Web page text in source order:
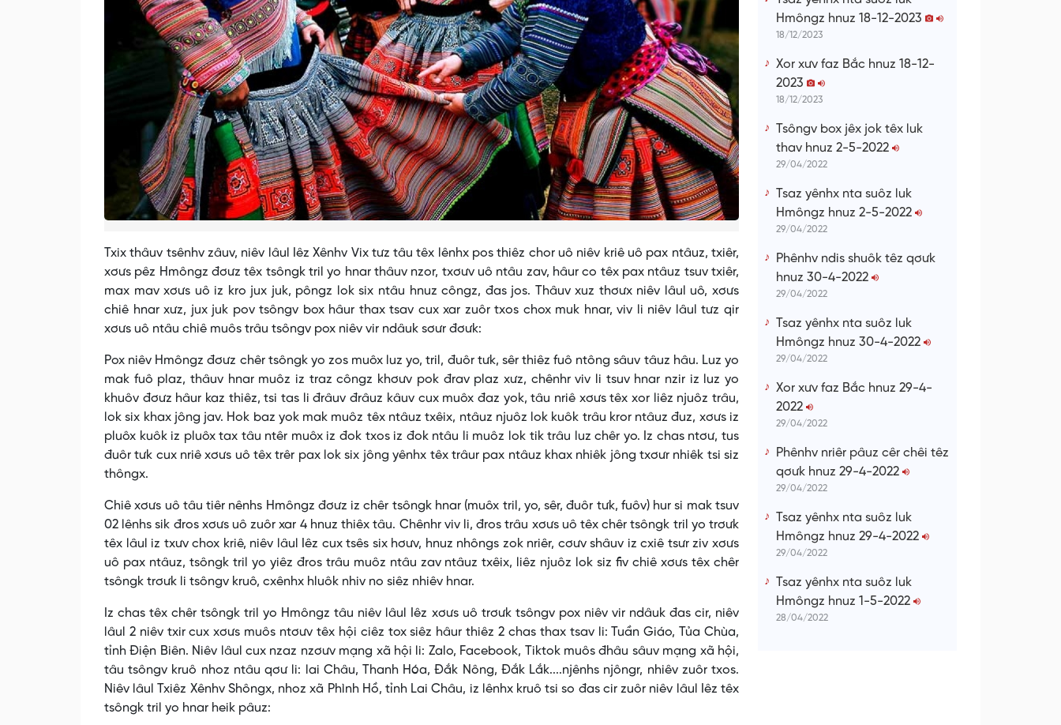
Txix thâuv tsênhv zâuv, niêv lâul Iêz Xênhv Vix tưz tâu têx lênhx pos thiêz chor uô niêv kriê uô pax ntâuz, txiêr,
xơưs pêz Hmôngz đơưz têx tsôngk tril yo hnar thâuv nzor, txơưv uô ntâu zav, hâur co têx pax ntâuz tsuv txiêr,
max mav xơưs uô iz kro jux juk, pôngz lok six ntâu hnuz côngz, đas jos. Thâuv xuz thơưx niêv lâul uô, xơưs
chiê hnar xưz, jux juk pov tsôngv box hâur thax tsav cux xar zuôr txos chox muk hnar, viv li niêv lâul tưz qir
xơưs uô ntâu chiê muôs trâu tsôngv pox niêv vir ndâuk sơưr đơưk:
Pox niêv Hmôngz đơưz chêr tsôngk yo zos muôx luz yo, tril, đuôr tưk, sêr thiêz fuô ntông sâuv tâuz hâu. Luz yo
mak fuô plaz, thâuv hnar muôz iz traz côngz khơưv pok đrav plaz xưz, chênhr viv li tsuv hnar nzir iz luz yo
khuôv đơưz hâur kaz thiêz, tsi tas li đrâuv đrâuz kâuv cux muôx đaz yok, tâu nriê xơưs têx xor liêz njuôz trâu,
lok six khax jông jav. Hok baz yok mak muôz têx ntâuz txêix, ntâuz njuôz lok kuôk trâu kror ntâuz đuz, xơưs iz
pluôx kuôk iz pluôx tax tâu ntêr muôx iz đok txos iz đok ntâu li muôz lok tik trâu luz chêr yo. Iz chas ntơư, tus
đuôr tưk cux nriê xơưs uô têx trêr pax lok six jông yênhx têx trâur pax ntâuz khax nhiêk jông txơưr nhiêk tsi siz
thôngx.
Chiê xơưs uô tâu tiêr nênhs Hmôngz đơưz iz chêr tsôngk hnar (muôx tril, yo, sêr, đuôr tưk, fuôv) hur si mak tsuv
02 lênhs sik đros xơưs uô zuôr xar 4 hnuz thiêx tâu. Chênhr viv li, đros trâu xơưs uô têx chêr tsôngk tril yo trơưk
têx lâul iz txưv chox kriê, niêv lâul Iêz cux tsês six hơưv, hnuz nhôngs zok nriêr, cơưv shâuv iz cxiê tsưr ziv xơưs
uô pax ntâuz, tsôngk tril yo yiêz đros trâu muôz ntâu zav ntâuz txêix, liêz njuôz lok siz fiv chiê xơưs têx chêr
tsôngk trơưk li tsôngv kruô, cxênhx hluôk nhiv no siêz nhiêv hnar.
Iz chas têx chêr tsôngk tril yo Hmôngz tâu niêv lâul Iêz xơưs uô trơưk tsôngv pox niêv vir ndâuk đas cir, niêv
lâul 2 niêv txir cux xơưs muôs ntơưv têx hội ciêz tox siêz hâur thiêz 2 chas thax tsav li: Tuần Giáo, Tủa Chùa,
tỉnh Điện Biên. Niêv lâul cux nzaz nzơưv mạng xã hội li: Zalo, Facebook, Tiktok muôs đhâu sâuv mạng xã hội,
tâu tsôngv kruô nhoz ntâu qơư li: lai Châu, Thanh Hóa, Đắk Nông, Đắk Lắk....njênhs njôngr, nhiêv zuôr txos.
Niêv lâul Txiêz Xênhv Shôngx, nhoz xã Phình Hồ, tỉnh Lai Châu, iz lênhx kruô tsi so đas cir zuôr niêv lâul Iêz têx
tsôngk tril yo hnar heik pâuz:
Hmôngz hnuz 18-12-2023
18/12/2023
Xor xưv faz Bắc hnuz 18-12-
2023
18/12/2023
Tsôngv box jêx jok têx luk
thav hnuz 2-5-2022
29/04/2022
Tsaz yênhx nta suôz luk
Hmôngz hnuz 2-5-2022
29/04/2022
Phênhv ndis shuôk têz qơưk
hnuz 30-4-2022
29/04/2022
Tsaz yênhx nta suôz luk
Hmôngz hnuz 30-4-2022
29/04/2022
Xor xưv faz Bắc hnuz 29-4-
2022
29/04/2022
Phênhv nriêr pâuz cêr chêi têz
qơưk hnuz 29-4-2022
29/04/2022
Tsaz yênhx nta suôz luk
Hmôngz hnuz 29-4-2022
29/04/2022
Tsaz yênhx nta suôz luk
Hmôngz hnuz 1-5-2022
28/04/2022